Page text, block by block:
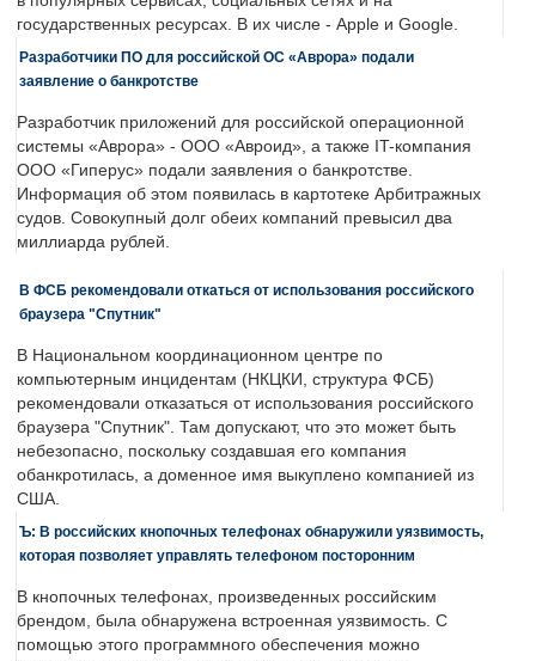
государственных ресурсах. В их числе - Apple и Google.
Разработчики ПО для российской ОС «Аврора» подали
заявление о банкротстве
Разработчик приложений для российской операционной
системы «Аврора» - ООО «Авроид», а также IT-компания
ООО «Гиперус» подали заявления о банкротстве.
Информация об этом появилась в картотеке Арбитражных
судов. Совокупный долг обеих компаний превысил два
миллиарда рублей.
В ФСБ рекомендовали откаться от использования российского
браузера "Спутник"
В Национальном координационном центре по
компьютерным инцидентам (НКЦКИ, структура ФСБ)
рекомендовали отказаться от использования российского
браузера "Спутник". Там допускают, что это может быть
небезопасно, поскольку создавшая его компания
обанкротилась, а доменное имя выкуплено компанией из
США.
Ъ: В российских кнопочных телефонах обнаружили уязвимость,
которая позволяет управлять телефоном посторонним
В кнопочных телефонах, произведенных российским
брендом, была обнаружена встроенная уязвимость. С
помощью этого программного обеспечения можно